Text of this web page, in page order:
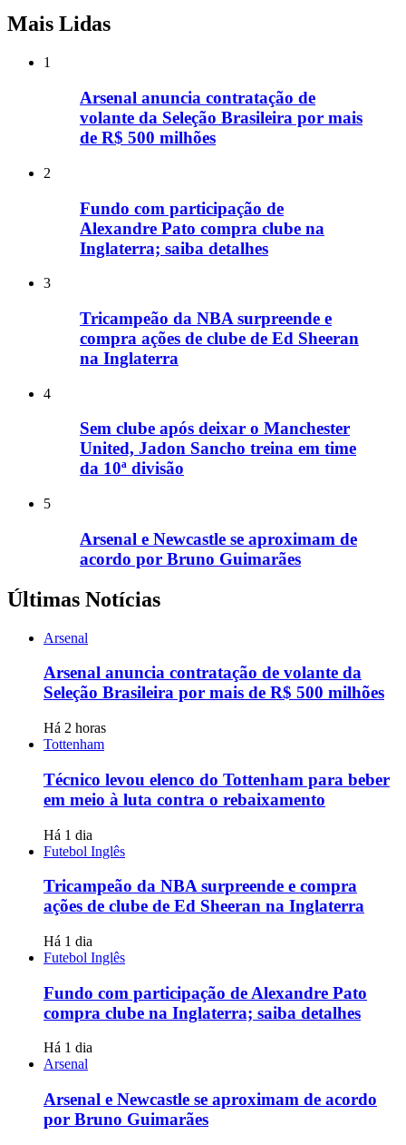
Mais Lidas
1
Arsenal anuncia contratação de
volante da Seleção Brasileira por mais
de R$ 500 milhões
2
Fundo com participação de
Alexandre Pato compra clube na
Inglaterra; saiba detalhes
3
Tricampeão da NBA surpreende e
compra ações de clube de Ed Sheeran
na Inglaterra
4
Sem clube após deixar o Manchester
United, Jadon Sancho treina em time
da 10ª divisão
5
Arsenal e Newcastle se aproximam de
acordo por Bruno Guimarães
Últimas Notícias
Arsenal
Arsenal anuncia contratação de volante da
Seleção Brasileira por mais de R$ 500 milhões
Há 2 horas
Tottenham
Técnico levou elenco do Tottenham para beber
em meio à luta contra o rebaixamento
Há 1 dia
Futebol Inglês
Tricampeão da NBA surpreende e compra
ações de clube de Ed Sheeran na Inglaterra
Há 1 dia
Futebol Inglês
Fundo com participação de Alexandre Pato
compra clube na Inglaterra; saiba detalhes
Há 1 dia
Arsenal
Arsenal e Newcastle se aproximam de acordo
por Bruno Guimarães